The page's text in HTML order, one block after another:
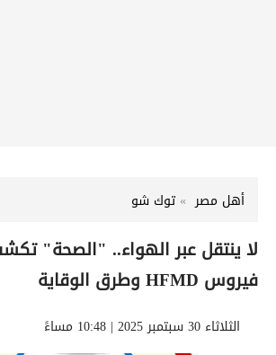
أهل مصر توك شو
لا ينتقل عبر الهواء.. "الصحة"
فيروس HFMD وطرق الوقاية
الثلاثاء 30 سبتمبر 2025 | 10:48 مساءً